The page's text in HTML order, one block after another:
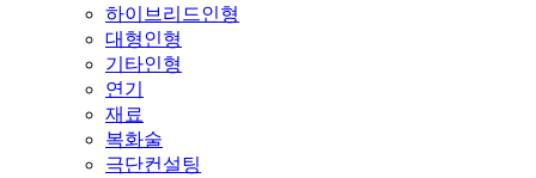
하이브리드인형
대형인형
기타인형
연기
재료
복화술
극단컨설팅